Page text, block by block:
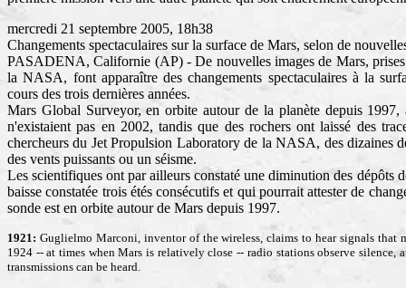
mercredi 21 septembre 2005, 18h38
Changements spectaculaires sur la surface de Mars, selon de
PASADENA, Californie (AP) - De nouvelles images de Mars,
la NASA, font apparaître des changements spectaculaires à la
cours des trois dernières années.
Mars Global Surveyor, en orbite autour de la planète depuis
n'existaient pas en 2002, tandis que des rochers ont laissé des
chercheurs du Jet Propulsion Laboratory de la NASA, des dizaines
des vents puissants ou un séisme.
Les scientifiques ont par ailleurs constaté une diminution des dépôts
baisse constatée trois étés consécutifs et qui pourrait attester de
sonde est en orbite autour de Mars depuis 1997.
1921: Guglielmo Marconi, inventor of the wireless, claims to hear signals that
1924 -- at times when Mars is relatively close -- radio stations observe silence,
transmissions can be heard.